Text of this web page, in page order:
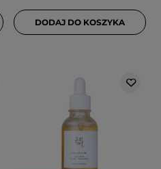
DODAJ DO KOSZYKA